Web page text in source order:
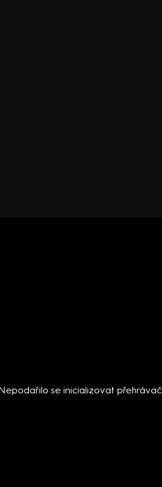
se inicializovat přehrávač